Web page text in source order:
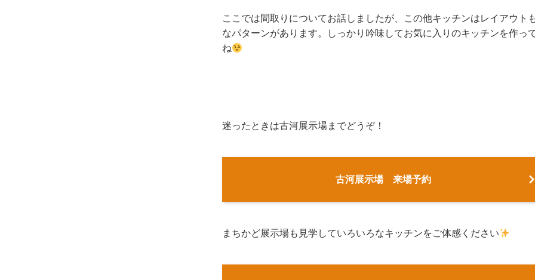
ここでは間取りについてお話しましたが、この他キッチンはレイアウト
なパターンがあります。しっかり吟味してお気に入りのキッチンを作っ
ね
迷ったときは古河展示場までどうぞ！
古河展示場 来場予約
まちかど展示場も見学していろいろなキッチンをご体感ください